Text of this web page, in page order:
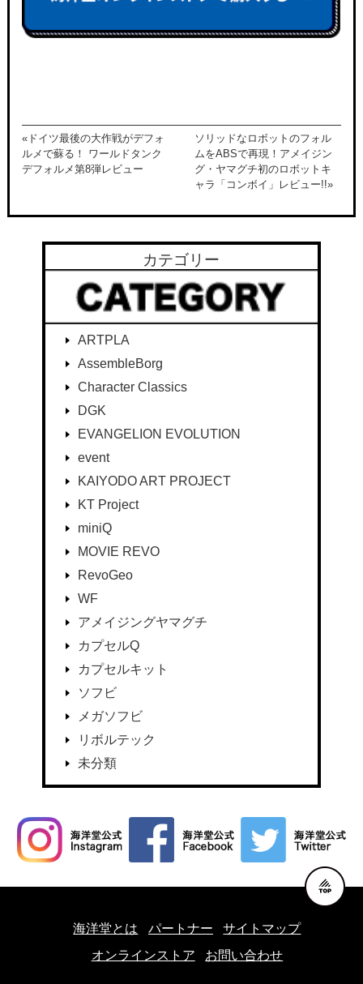
«ドイツ最後の大作戦がデフォ
ルメで蘇る！ ワールドタンク
デフォルメ第8弾レビュー
ソリッドなロボットのフォル
ムをABSで再現！アメイジン
グ・ヤマグチ初のロボットキ
ャラ「コンボイ」レビュー!!»
カテゴリー
ARTPLA
AssembleBorg
Character Classics
DGK
EVANGELION EVOLUTION
event
KAIYODO ART PROJECT
KT Project
miniQ
MOVIE REVO
RevoGeo
WF
アメイジングヤマグチ
カプセルQ
カプセルキット
ソフビ
メガソフビ
リボルテック
未分類
海洋堂とは パートナー
サイトマップ
オンラインストア
お問い合わせ